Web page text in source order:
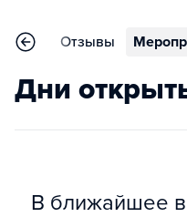
Отзывы
Дни
В ближайшее